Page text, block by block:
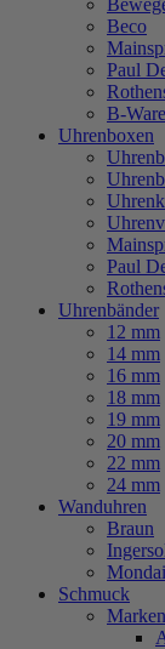
Beco
Paul
B-
Uhrenboxen
Paul
Uhrenbänder
12 mm
14 mm
16 mm
18 mm
19 mm
20 mm
22 mm
24 mm
Wanduhren
Braun
Schmuck
Marken